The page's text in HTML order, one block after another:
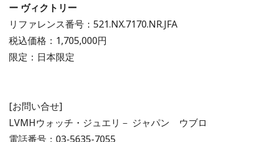
ー ヴィクトリー
リファレンス番号：521.NX.7170.NR.JFA
税込価格：1,705,000円
限定：日本限定
[お問い合せ]
LVMHウォッチ・ジュエリ－ ジャパン ウブロ
電話番号：03-5635-7055